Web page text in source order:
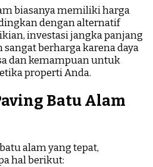
biasanya memiliki harga
dengan alternatif
investasi jangka panjang
berharga karena daya
dan kemampuan untuk
properti Anda.
Batu Alam
alam yang tepat,
hal berikut: